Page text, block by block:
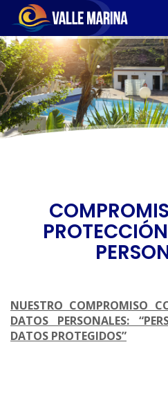
NUESTRO COMPROMISO
DATOS PERSONALES:
DATOS PROTEGIDOS”